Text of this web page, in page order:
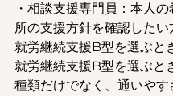
・相談支援専門員：本人
所の支援方針を確認したい
就労継続支援B型を選ぶと
就労継続支援B型を選ぶと
種類だけでなく、通いやす